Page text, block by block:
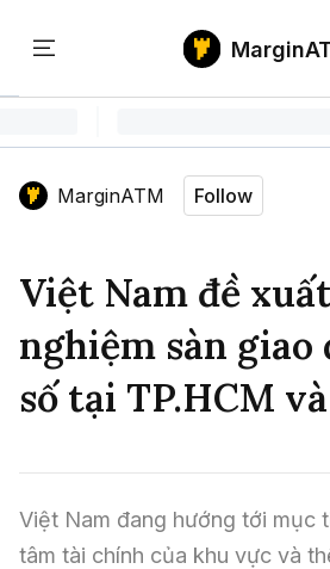
Home
Tin Tức Bitcoin
Tin Tức Altcoin
Tin Tức Thị Trường
ATM Analytics
Phân Tích Bitcoin
Phân Tích Ethereum
Kiến Thức
Thuật Ngữ Cơ Bản
Kiến Thức Tổng Hợp
Kinh Nghiệm Đầu Tư
Chỉ Báo Kỹ Thuật
Nến & Price Action
Airdrop
Sign in
MarginATM Follow
Việt Nam đề
nghiệm sàn
số tại TP.HCM
Việt Nam đang hướng tới mục
tâm tài chính của khu vực và